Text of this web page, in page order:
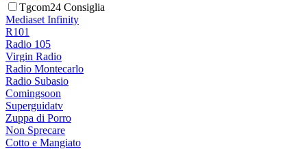
Tgcom24 Consiglia
Mediaset Infinity
R101
Radio 105
Virgin Radio
Radio Montecarlo
Radio Subasio
Comingsoon
Superguidatv
Zuppa di Porro
Non Sprecare
Cotto e Mangiato